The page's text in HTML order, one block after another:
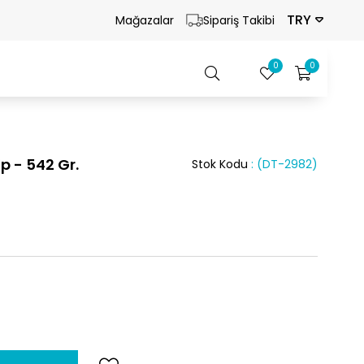
Mağazalar Sipariş Takibi TRY
0
0
- 542 Gr. (DT-2982)
Stok Kodu